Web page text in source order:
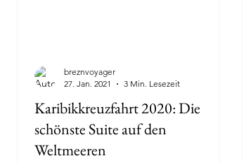
Karibikkreuzfahrt 2020: Die
schönste Suite auf den
Weltmeeren
breznvoyager
27. Jan. 2021
3 Min. Lesezeit